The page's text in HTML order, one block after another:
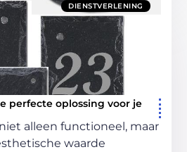
DIENSTVERLENING
perfecte oplossing voor je
alleen functioneel, maar
waarde